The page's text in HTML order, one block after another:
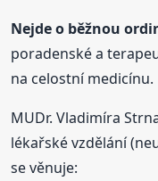
Nejde o běžnou
poradenské a
na celostní medicínu.
MUDr. Vladimíra
lékařské vzdělání
se věnuje: